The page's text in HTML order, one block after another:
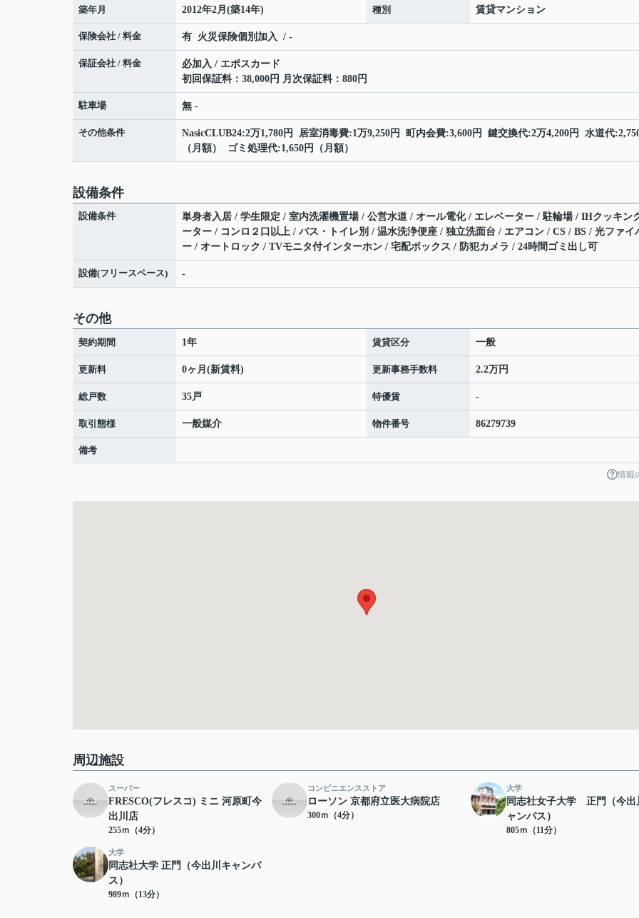
築年月 2012年2月(築14年) 種別 賃貸マンション
保険会社 / 料金 有 火災保険個別加入 / -
保証会社 / 料金
必加入 / エポスカード
初回保証料：38,000円 月次保証料：880円
駐車場 無 -
その他条件
NasicCLUB24:2万1,780円 居室消毒費:1万9,250円 町内会費:3,600円 鍵交換代:2万4,200円 水道代
（月額） ゴミ処理代:1,650円（月額）
設備条件
設備条件
単身者入居 / 学生限定 / 室内洗濯機置場 / 公営水道 / オール電化 / エレベーター / 駐輪場 / IHクッキン
ーター / コンロ２口以上 / バス・トイレ別 / 温水洗浄便座 / 独立洗面台 / エアコン / CS / BS / 光ファイ
ー / オートロック / TVモニタ付インターホン / 宅配ボックス / 防犯カメラ / 24時間ゴミ出し可
設備(フリースペース) -
その他
契約期間 1年 賃貸区分 一般
更新料 0ヶ月(新賃料) 更新事務手数料 2.2万円
総戸数 35戸 特優賃 -
取引態様 一般媒介 物件番号 86279739
備考
情報
周辺施設
スーパー
FRESCO(フレスコ) ミニ 河原町今
出川店
255ｍ（4分）
コンビニエンスストア
ローソン 京都府立医大病院店
300ｍ（4分）
大学
同志社女子大学 正門（今出
ャンパス）
805ｍ（11分）
大学
同志社大学 正門（今出川キャンパ
ス）
989ｍ（13分）